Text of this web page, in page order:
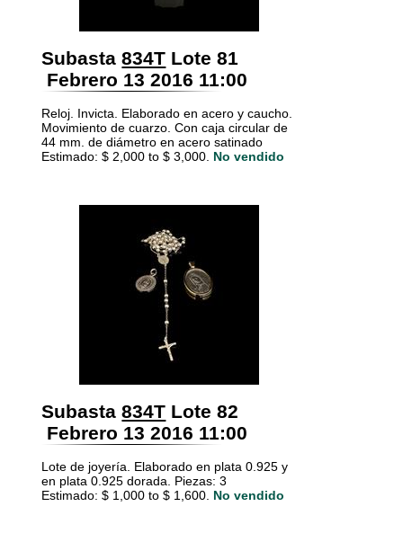
Subasta 834T Lote 81
Febrero 13 2016 11:00
Reloj. Invicta. Elaborado en acero y caucho.
Movimiento de cuarzo. Con caja circular de
44 mm. de diámetro en acero satinado
Estimado: $ 2,000 to $ 3,000. No vendido
Subasta 834T Lote 82
Febrero 13 2016 11:00
Lote de joyería. Elaborado en plata 0.925 y
en plata 0.925 dorada. Piezas: 3
Estimado: $ 1,000 to $ 1,600. No vendido